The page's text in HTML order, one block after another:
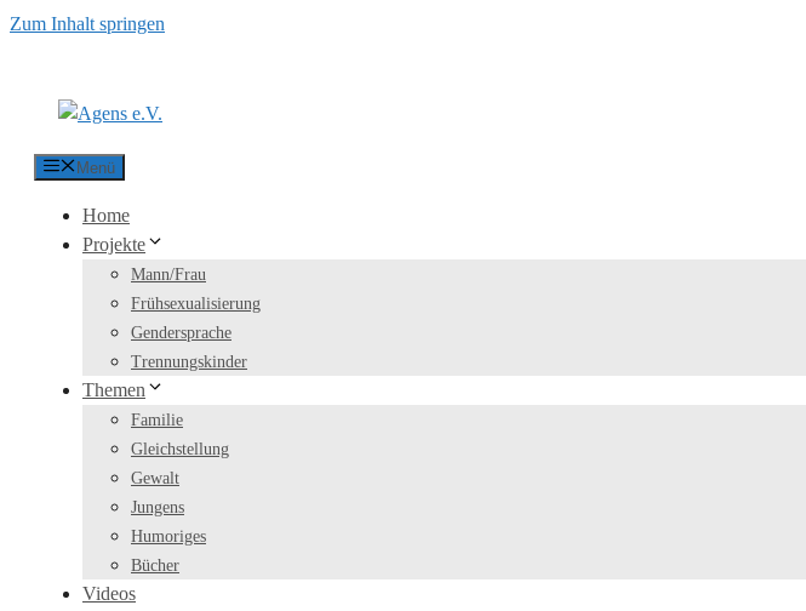
Zum Inhalt springen
Menü
Home
Projekte
Mann/Frau
Frühsexualisierung
Gendersprache
Trennungskinder
Themen
Familie
Gleichstellung
Gewalt
Jungens
Humoriges
Bücher
Videos